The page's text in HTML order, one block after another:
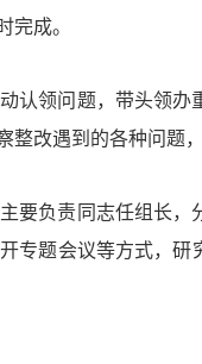
完成。
认领问题，带头领
改遇到的各种问题
要负责同志任组长
专题会议等方式，